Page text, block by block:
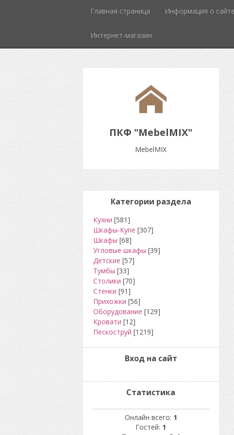
Главная страница Информация о сайте
Интернет-магазин
ПКФ "MebelMIX"
MebelMIX
Категории раздела
Кухни [581]
Шкафы-Купе [307]
Шкафы [68]
Угловые шкафы [39]
Детские [57]
Тумбы [33]
Столики [70]
Стенки [91]
Прихожки [56]
Оборудование [129]
Кровати [12]
Пескоструй [1219]
Вход на сайт
Статистика
Онлайн всего: 1
Гостей: 1